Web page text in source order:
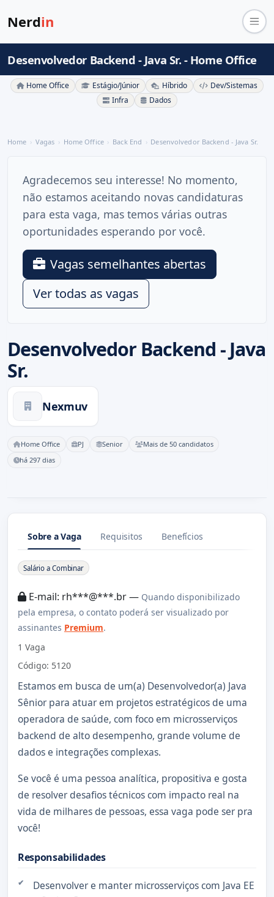
Nerdin
Desenvolvedor Backend - Java Sr. - Home Office
Home Office Estágio/Júnior Híbrido
Dev/Sistemas
Infra
Dados
Home Vagas Home Office Back End Desenvolvedor Backend - Java Sr.
Desenvolvedor Backend - Java
Sr.
Nexmuv
Home Office PJ Senior
Mais de 50 candidatos
há 297 dias
Agradecemos seu interesse! No momento,
não estamos aceitando novas candidaturas
para esta vaga, mas temos várias outras
oportunidades esperando por você.
Vagas semelhantes abertas
Ver todas as vagas
Sobre a Vaga Requisitos Benefícios
Sobre a Vaga
Salário a Combinar
E-mail: rh***@***.br — Quando disponibilizado
pela empresa, o contato poderá ser visualizado por
assinantes Premium.
1 Vaga
Código: 5120
Estamos em busca de um(a) Desenvolvedor(a) Java
Sênior para atuar em projetos estratégicos de uma
operadora de saúde, com foco em microsserviços
backend de alto desempenho, grande volume de
dados e integrações complexas.
Se você é uma pessoa analítica, propositiva e gosta
de resolver desafios técnicos com impacto real na
vida de milhares de pessoas, essa vaga pode ser pra
você!
Responsabilidades
Desenvolver e manter microsserviços com Java EE